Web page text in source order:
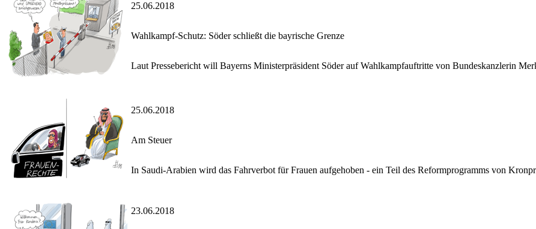
25.06.2018
Wahlkampf-Schutz: Söder schließt die bayrische Grenze
Laut Pressebericht will Bayerns Ministerpräsident Söder auf Wahlkampfauftritte von Bundeskanzlerin
25.06.2018
Am Steuer
In Saudi-Arabien wird das Fahrverbot für Frauen aufgehoben - ein Teil des Reformprogramms von
23.06.2018